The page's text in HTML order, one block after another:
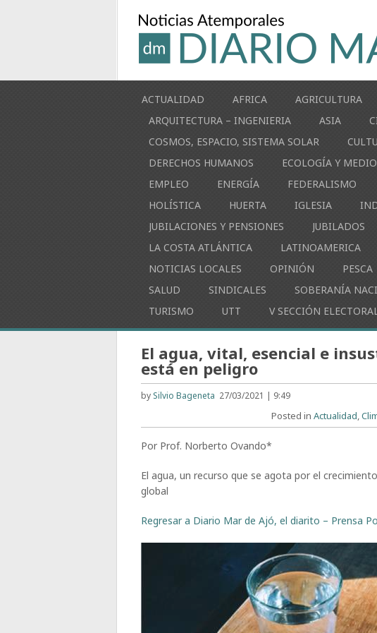
ACTUALIDAD AFRICA AGRICULTURA
ARQUITECTURA – INGENIERIA
ASIA
COSMOS, ESPACIO, SISTEMA SOLAR
DERECHOS HUMANOS
ECOLOGÍA Y
EMPLEO
ENERGÍA FEDERALISMO
HOLÍSTICA
HUERTA IGLESIA
JUBILACIONES Y PENSIONES
JUBILADOS
LA COSTA ATLÁNTICA
LATINOAMERICA
NOTICIAS LOCALES
OPINIÓN PESCA
SALUD
SINDICALES SOBERANÍA
TURISMO
UTT V SECCIÓN
El agua, vital, esencial e
está en peligro
by Silvio Bageneta 27/03/2021 | 9:49
Posted inActualidad,
Por Prof. Norberto Ovando*
El agua, un recurso que se agota por el
global
Regresar a Diario Mar de Ajó, el diarito – Prensa